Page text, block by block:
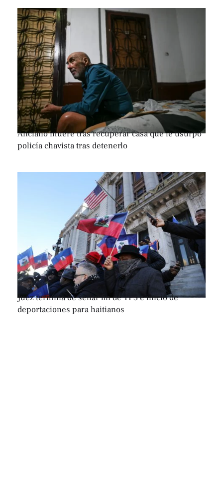
Anciano muere tras recuperar casa que le usurpó
policía chavista tras detenerlo
Juez termina de sellar fin de TPS e inicio de
deportaciones para haitianos